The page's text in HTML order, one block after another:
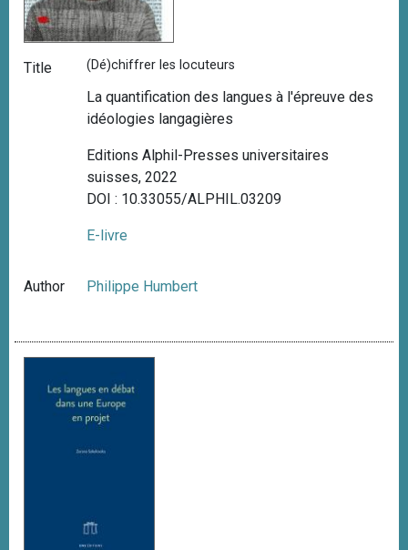
Title (Dé)chiffrer les locuteurs
La quantification des langues à l'épreuve des
idéologies langagières
Editions Alphil-Presses universitaires
suisses, 2022
DOI : 10.33055/ALPHIL.03209
E-livre
Author Philippe Humbert